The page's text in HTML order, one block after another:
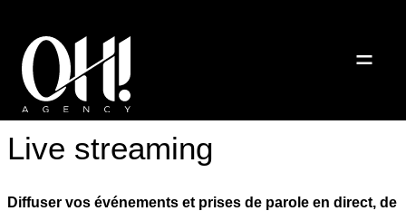
Live streaming
Diffuser vos événements et prises de parole en direct, de